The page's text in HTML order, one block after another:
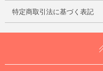
特定商取引法に基づく表記